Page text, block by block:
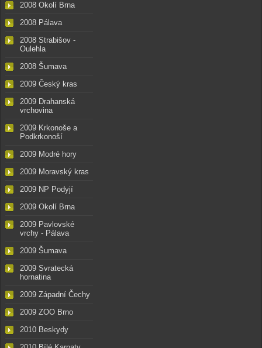
2008 Okolí Brna
2008 Pálava
2008 Strabišov -
Oulehla
2008 Šumava
2009 Český kras
2009 Drahanská
vrchovina
2009 Krkonoše a
Podkrkonoší
2009 Modré hory
2009 Moravský kras
2009 NP Podyjí
2009 Okolí Brna
2009 Pavlovské
vrchy - Pálava
2009 Šumava
2009 Svratecká
hornatina
2009 Západní Čechy
2009 ZOO Brno
2010 Beskydy